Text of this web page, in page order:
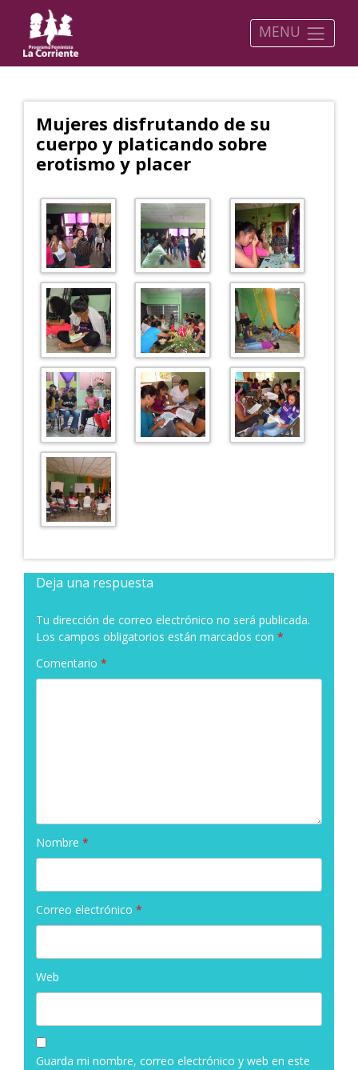
MENU
Mujeres disfrutando de su
cuerpo y platicando sobre
erotismo y placer
Deja una respuesta
Tu dirección de correo electrónico no será publicada.
Los campos obligatorios están marcados con *
Comentario *
Nombre *
Correo electrónico *
Web
Guarda mi nombre, correo electrónico y web en este